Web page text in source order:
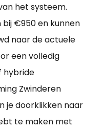
het systeem.
€950 en kunnen
naar de actuele
een volledig
hybride
Zwinderen
je doorklikken naar
te maken met